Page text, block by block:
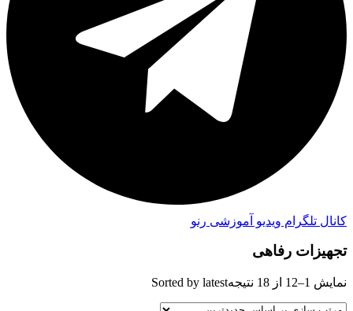
کانال تلگرام ویدیو آموزشی رنو
تجهیزات رفاهی
نمایش 1–12 از 18 نتیجه Sorted by latest